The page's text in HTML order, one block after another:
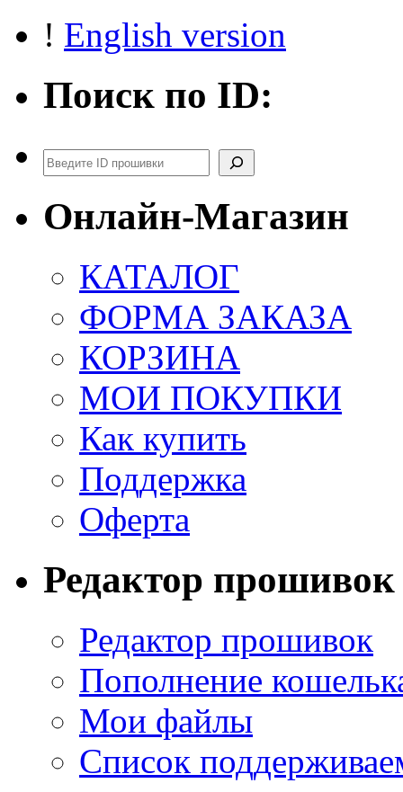
! English version
Поиск по ID:
Поиск
Онлайн-Магазин
КАТАЛОГ
ФОРМА ЗАКАЗА
КОРЗИНА
МОИ ПОКУПКИ
Как купить
Поддержка
Оферта
Редактор прошивок
Редактор прошивок
Пополнение
Мои файлы
Список